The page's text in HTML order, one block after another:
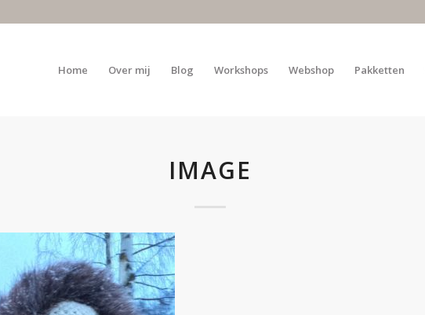
Home Over mij Blog Workshops Webshop Pakketten
IMAGE